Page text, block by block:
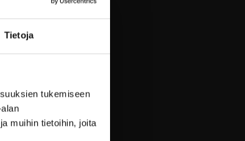
Tietoja
tukemiseen
muihin tietoihin, joita
Billnäsin
varataan
on tehty koko
löytyy
vapaita huoneita!